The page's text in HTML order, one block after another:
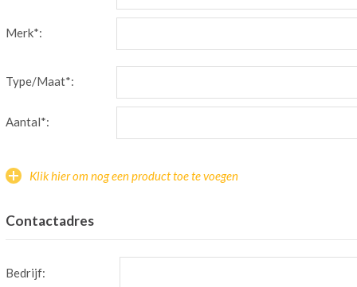
Merk*:
Type/Maat*:
Aantal*:
Klik hier om nog een product toe te voegen
Contactadres
Bedrijf: